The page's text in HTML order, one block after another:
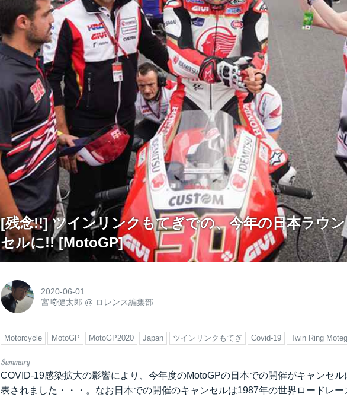
[残念!!] ツインリンクもてぎでの、今年の日本ラウ
セルに!! [MotoGP]
2020-06-01
宮﨑健太郎 @ ロレンス編集部
Motorcycle MotoGP MotoGP2020 Japan ツインリンクもてぎ Covid-19 Twin Ring
COVID-19感染拡大の影響により、今年度のMotoGPの日本での開催がキャンセル
表されました・・・。なお日本での開催のキャンセルは1987年の世界ロードレー